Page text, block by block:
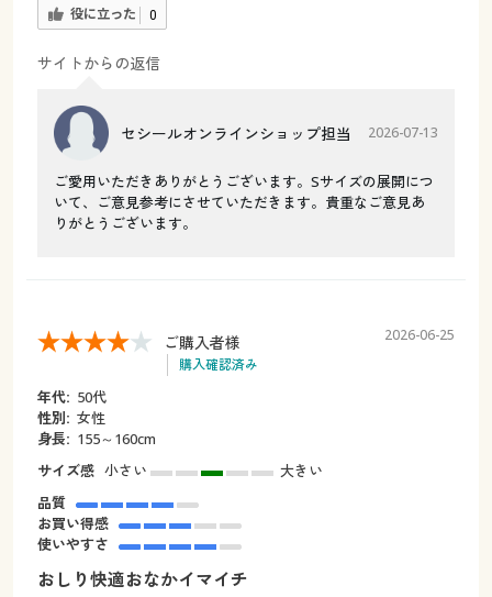
役に立った 0
サイトからの返信
セシールオンラインショップ担当 2026-07-13
ご愛用いただきありがとうございます。Sサイズの展開につ
いて、ご意見参考にさせていただきます。貴重なご意見あ
りがとうございます。
ご購入者様
購入確認済み
2026-06-25
年代: 50代
性別: 女性
身長: 155～160cm
サイズ感 小さい
大きい
品質
お買い得感
使いやすさ
おしり快適おなかイマイチ